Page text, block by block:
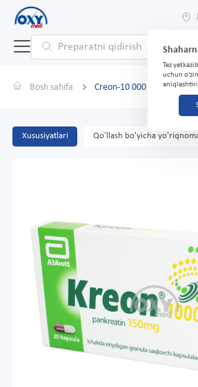
Tez
uchun
Bosh sahifa Creon-10 000 № 20
Xususiyatlari Qo'llash bo'yicha